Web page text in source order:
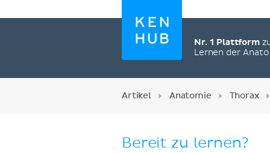
Nr. 1 Plattform
Lernen der
Artikel Anatomie Thorax
Bereit zu lernen?